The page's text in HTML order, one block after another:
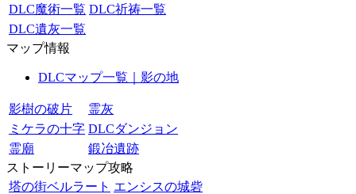
DLC魔術一覧 DLC祈祷一覧
DLC遺灰一覧
マップ情報
DLCマップ一覧｜影の地
影樹の破片
霊灰
ミケラの十字 DLCダンジョン
霊廟
鍛冶遺跡
ストーリーマップ攻略
塔の街ベルラート エンシスの城砦